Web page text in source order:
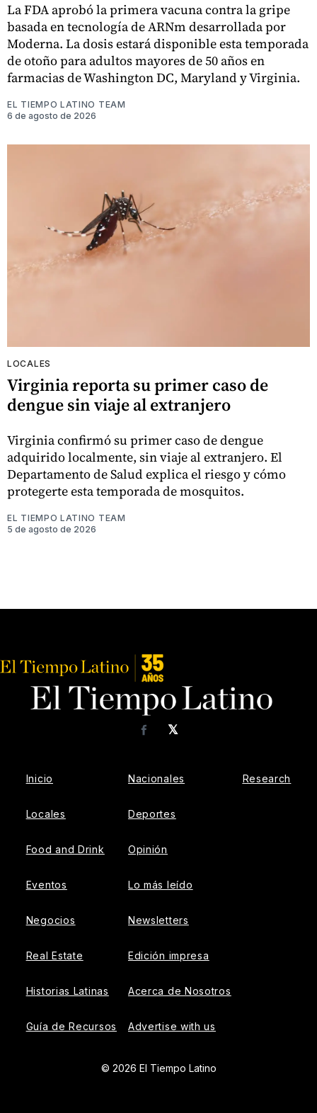
La FDA aprobó la primera vacuna contra la gripe
basada en tecnología de ARNm desarrollada por
Moderna. La dosis estará disponible esta temporada
de otoño para adultos mayores de 50 años en
farmacias de Washington DC, Maryland y Virginia.
EL TIEMPO LATINO TEAM
6 de agosto de 2026
LOCALES
Virginia reporta su primer caso de
dengue sin viaje al extranjero
Virginia confirmó su primer caso de dengue
adquirido localmente, sin viaje al extranjero. El
Departamento de Salud explica el riesgo y cómo
protegerte esta temporada de mosquitos.
EL TIEMPO LATINO TEAM
5 de agosto de 2026
𝕏
Facebook
Inicio
Locales
Food and Drink
Eventos
Negocios
Real Estate
Historias Latinas
Guía de Recursos
Nacionales
Deportes
Opinión
Lo más leído
Newsletters
Edición impresa
Acerca de Nosotros
Advertise with us
Research
© 2026 El Tiempo Latino